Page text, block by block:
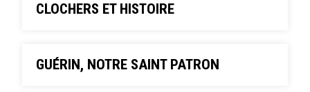
CLOCHERS ET HISTOIRE
GUÉRIN, NOTRE SAINT PATRON